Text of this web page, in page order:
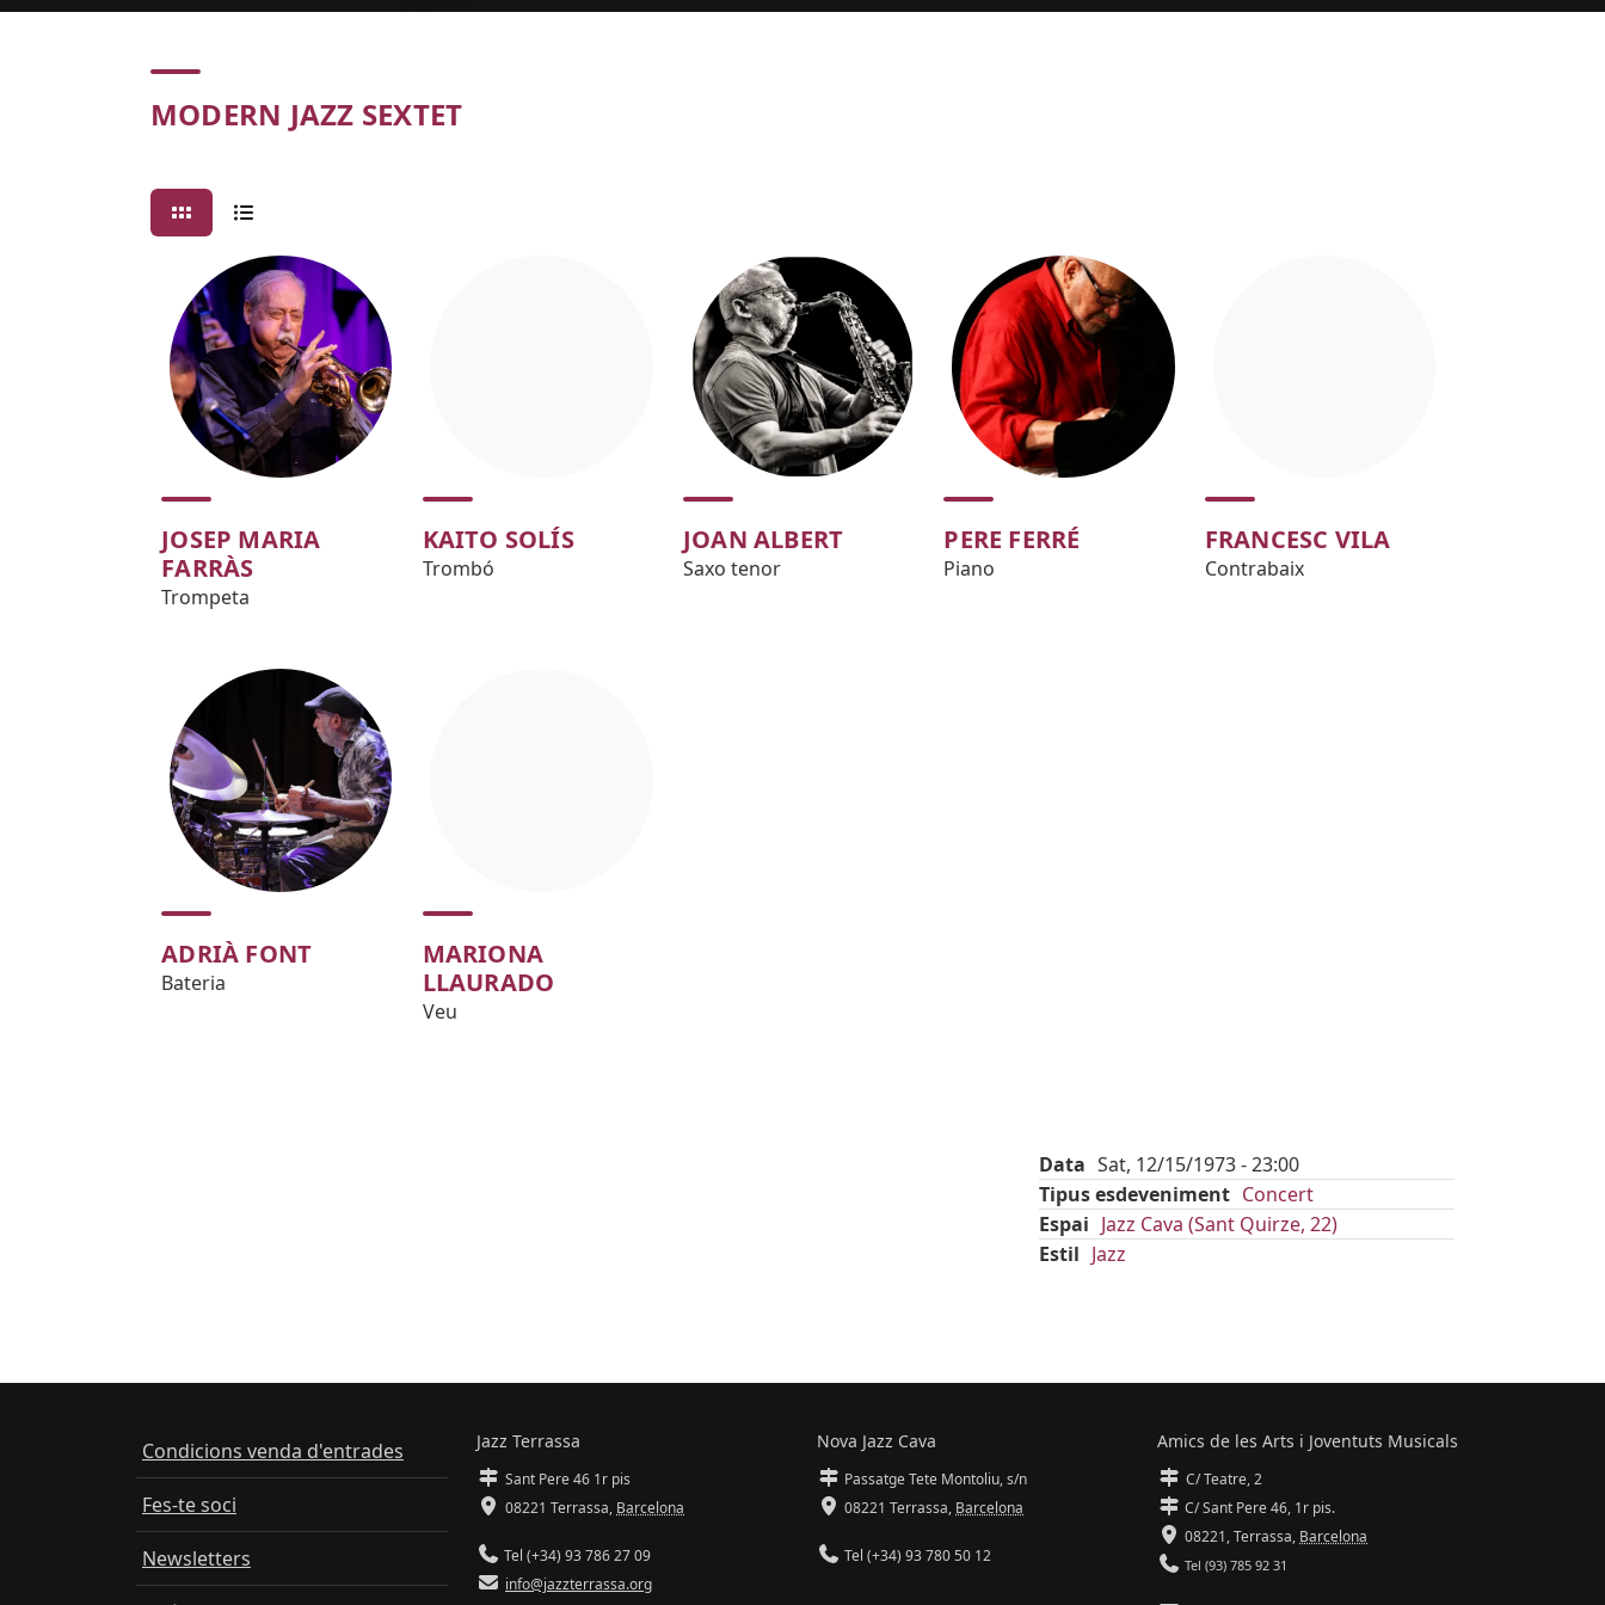
Concert
MODERN JAZZ SEXTET
JOSEP MARIA
FARRÀS
Trompeta
KAITO SOLÍS
Trombó
JOAN ALBERT
Saxo tenor
PERE FERRÉ
Piano
FRANCESC VILA
Contrabaix
ADRIÀ FONT
Bateria
MARIONA
LLAURADO
Veu
Data Sat, 12/15/1973 - 23:00
Tipus esdeveniment Concert
Espai Jazz Cava (Sant Quirze, 22)
Estil Jazz
Condicions venda d'entrades
Fes-te soci
Newsletters
Jazz Terrassa
Sant Pere 46 1r pis
08221 Terrassa, Barcelona
Tel (+34) 93 786 27 09
info@jazzterrassa.org
Nova Jazz Cava
Passatge Tete Montoliu, s/n
08221 Terrassa, Barcelona
Tel (+34) 93 780 50 12
Amics de les Arts i Joventuts Musicals
C/ Teatre, 2
C/ Sant Pere 46, 1r pis.
08221,Terrassa, Barcelona
Tel (93) 785 92 31